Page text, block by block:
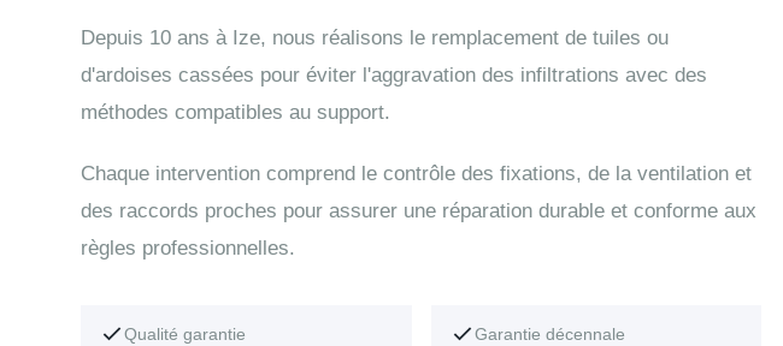
Depuis 10 ans à Ize, nous réalisons le remplacement de tuiles ou
d'ardoises cassées pour éviter l'aggravation des infiltrations avec des
méthodes compatibles au support.
Chaque intervention comprend le contrôle des fixations, de la ventilation et
des raccords proches pour assurer une réparation durable et conforme aux
règles professionnelles.
Qualité garantie Garantie décennale